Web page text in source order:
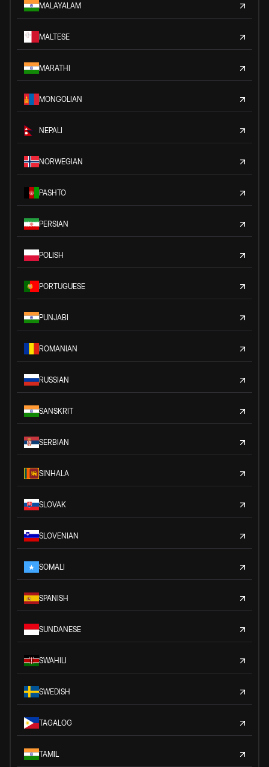
MALAYALAM
MALTESE
MARATHI
MONGOLIAN
NEPALI
NORWEGIAN
PASHTO
PERSIAN
POLISH
PORTUGUESE
PUNJABI
ROMANIAN
RUSSIAN
SANSKRIT
SERBIAN
SINHALA
SLOVAK
SLOVENIAN
SOMALI
SPANISH
SUNDANESE
SWAHILI
SWEDISH
TAGALOG
TAMIL